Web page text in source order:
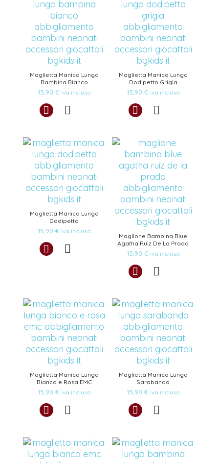
Maglietta Manica Lunga
Bambina Bianco
15,90 € iva inclusa
Maglietta Manica Lunga
Dodipetto Grigia
15,90 € iva inclusa
Maglietta Manica Lunga
Dodipetto
15,90 € iva inclusa
Maglione Bambina Blue
Agatha Ruiz De La Prada
15,90 € iva inclusa
Maglietta Manica Lunga
Bianco e Rosa EMC
15,90 € iva inclusa
Maglietta Manica Lunga
Sarabanda
15,90 € iva inclusa